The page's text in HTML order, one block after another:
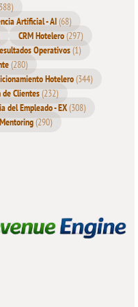
Artificial - AI(68)
CRM Hotelero(297)
Operativos(1)
(280)
Hotelero(344)
Clientes(232)
del Empleado - EX(308)
(290)